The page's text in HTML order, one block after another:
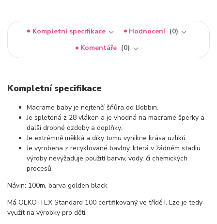
Kompletní specifikace Hodnocení
0
Komentáře
0
Kompletní specifikace
Macrame baby je nejtenčí šňůra od Bobbin.
Je spletená z 28 vláken a je vhodná na macrame šperky a
další drobné ozdoby a doplňky.
Je extrémně měkká a díky tomu vynikne krása uzlíků.
Je vyrobena z recyklované bavlny, která v žádném stadiu
výroby nevyžaduje použití barviv, vody, či chemických
procesů.
Návin: 100m, barva golden black
Má OEKO-TEX Standard 100 certifikovaný ve třídě I. Lze je tedy
využít na výrobky pro děti.